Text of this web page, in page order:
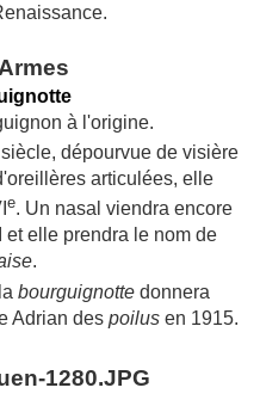
enaissance.
à l'origine.
siècle, dépourvue de visière
articulées, elle
e. Un nasal viendra encore
et elle prendra le nom de
.
bourguignotte donnera
Adrian des poilusen 1915.